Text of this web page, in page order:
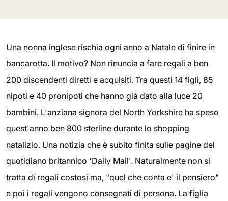
Una nonna inglese rischia ogni anno a Natale di finire in
bancarotta. Il motivo? Non rinuncia a fare regali a ben
200 discendenti diretti e acquisiti. Tra questi 14 figli, 85
nipoti e 40 pronipoti che hanno già dato alla luce 20
bambini. L'anziana signora del North Yorkshire ha speso
quest'anno ben 800 sterline durante lo shopping
natalizio. Una notizia che è subito finita sulle pagine del
quotidiano britannico 'Daily Mail'. Naturalmente non si
tratta di regali costosi ma, "quel che conta e' il pensiero"
e poi i regali vengono consegnati di persona. La figlia